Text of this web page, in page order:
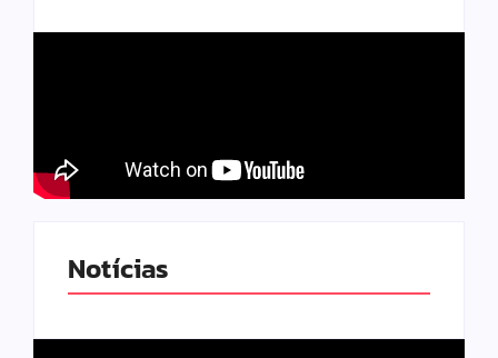
Notícias